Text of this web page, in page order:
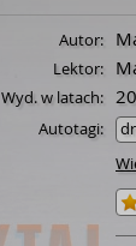
Autor:
Lektor:
Wyd. w latach:
Autotagi: